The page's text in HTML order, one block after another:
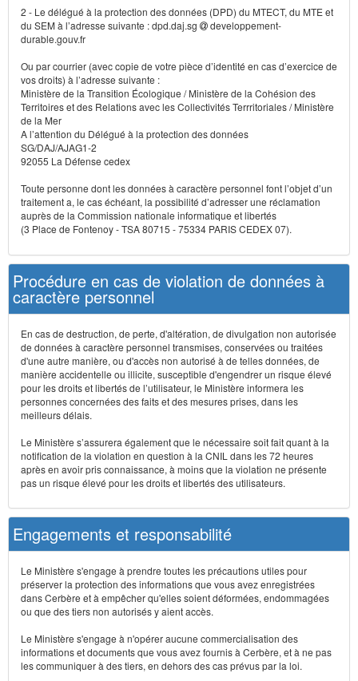
2 - Le délégué à la protection des données (DPD) du MTECT, du MTE et
du SEM à l’adresse suivante : dpd.daj.sg
developpement-
durable.gouv.fr
Ou par courrier (avec copie de votre pièce d’identité en cas d’exercice de
vos droits) à l’adresse suivante :
Ministère de la Transition Écologique / Ministère de la Cohésion des
Territoires et des Relations avec les Collectivités Terrritoriales / Ministère
de la Mer
A l’attention du Délégué à la protection des données
SG/DAJ/AJAG1-2
92055 La Défense cedex
Toute personne dont les données à caractère personnel font l’objet d’un
traitement a, le cas échéant, la possibilité d’adresser une réclamation
auprès de la Commission nationale informatique et libertés
(3 Place de Fontenoy - TSA 80715 - 75334 PARIS CEDEX 07).
Procédure en cas de violation de données à
caractère personnel
En cas de destruction, de perte, d'altération, de divulgation non autorisée
de données à caractère personnel transmises, conservées ou traitées
d'une autre manière, ou d'accès non autorisé à de telles données, de
manière accidentelle ou illicite, susceptible d'engendrer un risque élevé
pour les droits et libertés de l’utilisateur, le Ministère informera les
personnes concernées des faits et des mesures prises, dans les
meilleurs délais.
Le Ministère s’assurera également que le nécessaire soit fait quant à la
notification de la violation en question à la CNIL dans les 72 heures
après en avoir pris connaissance, à moins que la violation ne présente
pas un risque élevé pour les droits et libertés des utilisateurs.
Engagements et responsabilité
Le Ministère s'engage à prendre toutes les précautions utiles pour
préserver la protection des informations que vous avez enregistrées
dans Cerbère et à empêcher qu'elles soient déformées, endommagées
ou que des tiers non autorisés y aient accès.
Le Ministère s'engage à n'opérer aucune commercialisation des
informations et documents que vous avez fournis à Cerbère, et à ne pas
les communiquer à des tiers, en dehors des cas prévus par la loi.